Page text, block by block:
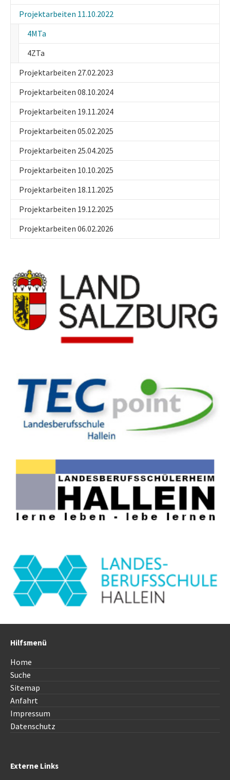
Projektarbeiten 11.10.2022
4MTa
4ZTa
Projektarbeiten 27.02.2023
Projektarbeiten 08.10.2024
Projektarbeiten 19.11.2024
Projektarbeiten 05.02.2025
Projektarbeiten 25.04.2025
Projektarbeiten 10.10.2025
Projektarbeiten 18.11.2025
Projektarbeiten 19.12.2025
Projektarbeiten 06.02.2026
Hilfsmenü
Home
Suche
Sitemap
Anfahrt
Impressum
Datenschutz
Externe Links